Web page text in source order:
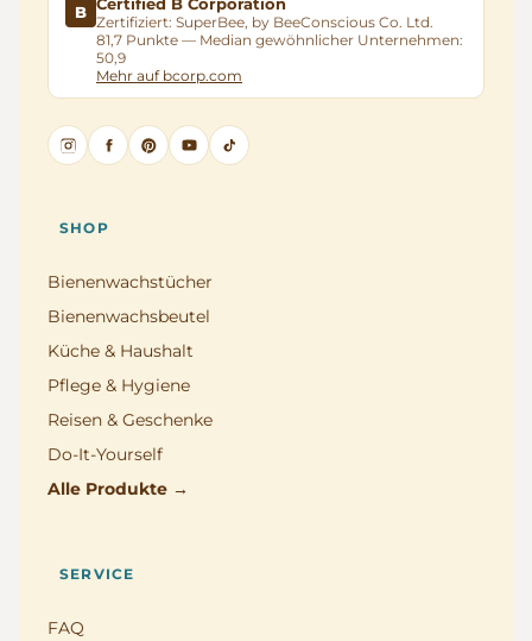
B Certified B Corporation
Zertifiziert: SuperBee, by BeeConscious Co. Ltd.
81,7 Punkte — Median gewöhnlicher Unternehmen:
50,9
Mehr auf bcorp.com
SHOP
Bienenwachstücher
Bienenwachsbeutel
Küche & Haushalt
Pflege & Hygiene
Reisen & Geschenke
Do-It-Yourself
Alle Produkte →
SERVICE
FAQ